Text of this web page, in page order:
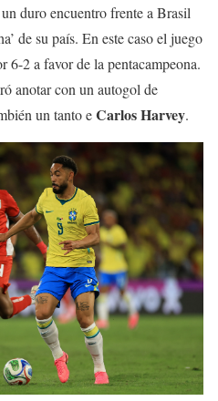
duro encuentro frente a Brasil
de su país. En este caso el juego
6-2 a favor de la pentacampeona.
anotar con un autogol de
un tanto eCarlos Harvey.